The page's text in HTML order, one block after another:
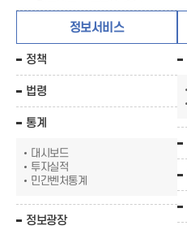
정보서비스
정책
법령
통계
대시보드
투자실적
민간벤처통계
정보광장